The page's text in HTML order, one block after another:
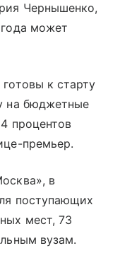
Чернышенко,
года может
к старту
на бюджетные
процентов
премьер.
в
поступающих
мест, 73
вузам.